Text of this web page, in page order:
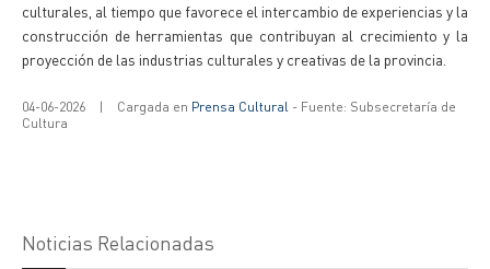
culturales, al tiempo que favorece el intercambio de experiencias y la
construcción de herramientas que contribuyan al crecimiento y la
proyección de las industrias culturales y creativas de la provincia.
04-06-2026 | Cargada en Prensa Cultural - Fuente: Subsecretaría de
Cultura
Noticias Relacionadas